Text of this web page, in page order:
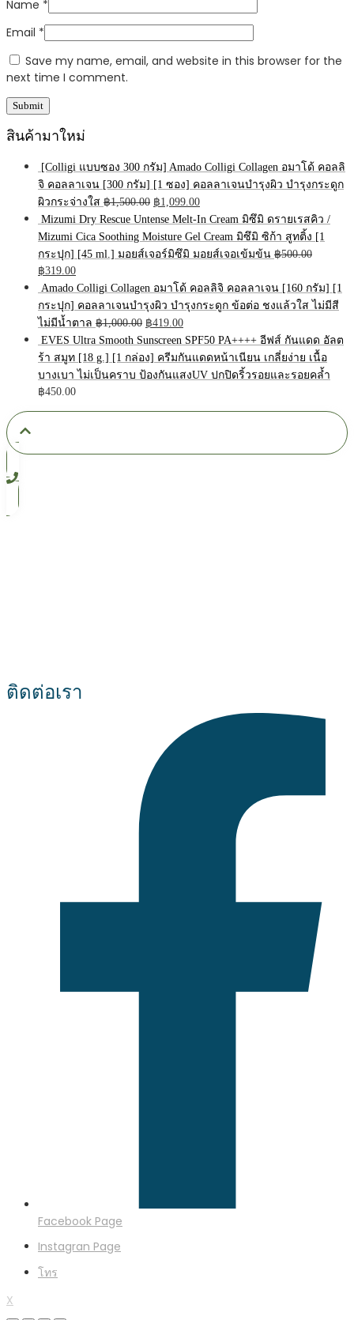
Name *
Email *
Save my name, email, and website in this browser for the
next time I comment.
สินค้ามาใหม่
[Colligi แบบซอง 300 กรัม] Amado Colligi Collagen อมาโด้ คอลลิ
จิ คอลลาเจน [300 กรัม] [1 ซอง] คอลลาเจนบำรุงผิว บำรุงกระดูก
ผิวกระจ่างใส ฿1,500.00 Original
price
was:
฿1,500.00.
฿1,099.00Current
price
is:
฿1,099.00.
Mizumi Dry Rescue Untense Melt-In Cream มิซึมิ ดรายเรสคิว /
Mizumi Cica Soothing Moisture Gel Cream มิซึมิ ซิก้า สูทติ้ง [1
กระปุก] [45 ml.] มอยส์เจอร์มิซึมิ มอยส์เจอเข้มข้น ฿500.00
Original
price
was:
฿500.00.
฿319.00Current
price
is:
฿319.00.
Amado Colligi Collagen อมาโด้ คอลลิจิ คอลลาเจน [160 กรัม] [1
กระปุก] คอลลาเจนบำรุงผิว บำรุงกระดูก ข้อต่อ ชงแล้วใส ไม่มีสี
ไม่มีน้ำตาล ฿1,000.00 Original
price
was:
฿1,000.00.
฿419.00Current
price
is:
฿419.00.
EVES Ultra Smooth Sunscreen SPF50 PA++++ อีฟส์ กันแดด อัลต
ร้า สมูท [18 g.] [1 กล่อง] ครีมกันแดดหน้าเนียน เกลี่ยง่าย เนื้อ
บางเบา ไม่เป็นคราบ ป้องกันแสงUV ปกปิดริ้วรอยและรอยคล้ำ
฿450.00
ติดต่อเรา
Facebook Page
Instagran Page
โทร
X